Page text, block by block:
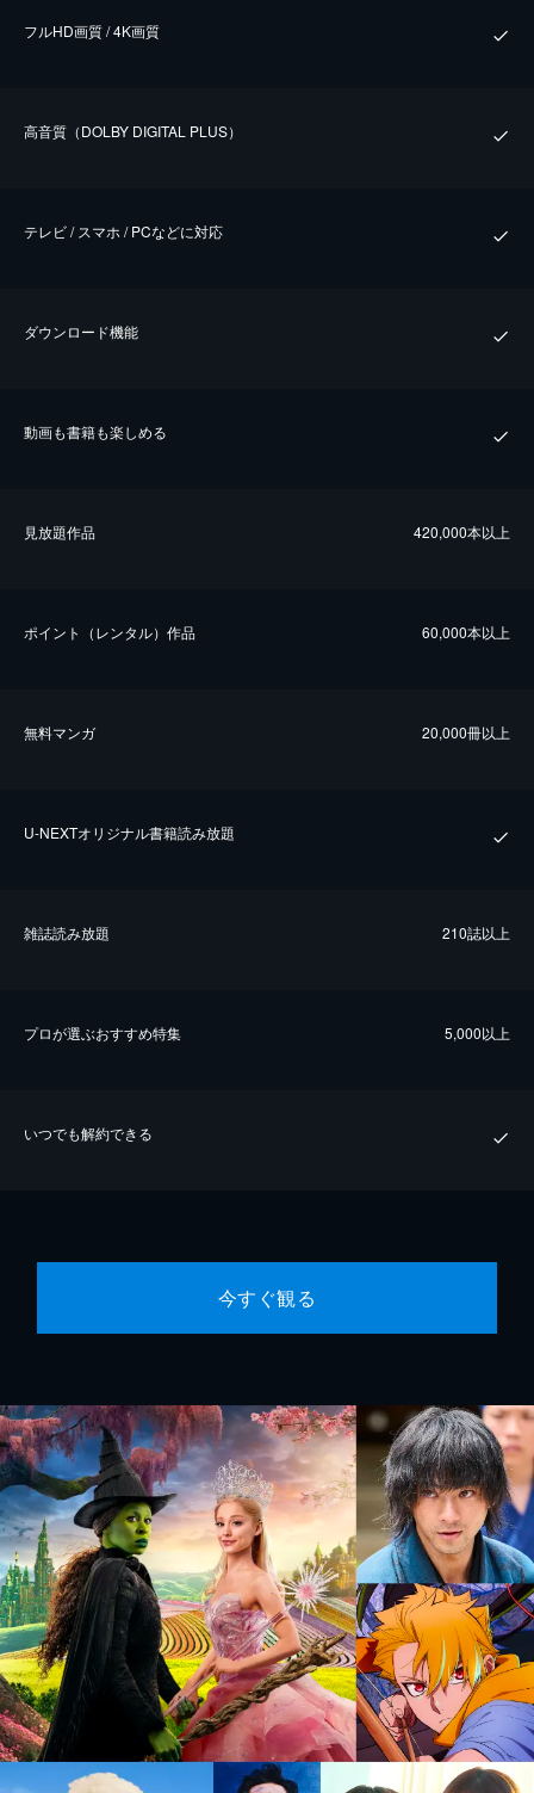
フルHD画質 / 4K画質
⾼⾳質（DOLBY DIGITAL PLUS）
テレビ / スマホ / PCなどに対応
ダウンロード機能
動画も書籍も楽しめる
⾒放題作品 420,000本以上
ポイント（レンタル）作品 60,000本以上
無料マンガ 20,000冊以上
U-NEXTオリジナル書籍読み放題
雑誌読み放題 210誌以上
プロが選ぶおすすめ特集 5,000以上
いつでも解約できる
今すぐ観る